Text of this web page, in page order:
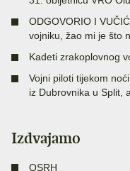
ODGOVORIO I
vojniku, žao mi je što
Kadeti zrakoplovnog
Vojni piloti tijekom
iz Dubrovnika u Split,
Izdvajamo
OSRH